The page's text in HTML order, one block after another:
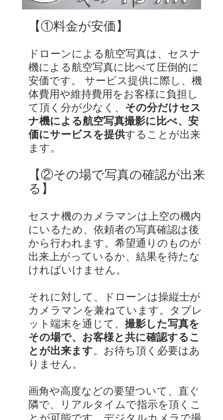
【①料金が安価】
ドローンによる航空写真は、セスナ
機による航空写真に比べて圧倒的に
安価です。 サービス提供に際し、機
体費用や維持費用をお客様に負担し
て頂く分が少なく、 その分だけセス
ナ機による航空写真撮影に比べ、安
価にサービスを提供することが出来
ます。
【②その場で写真の確認が出来
る】
セスナ機のカメラマンは上空の機内
にいるため、依頼者の写真確認は後
から行われます。希望通りのものが
出来上がっているか、結果を待たな
ければいけません。
それに対して、ドローンは操縦士が
カメラマンを兼ねています。タブレ
ット端末を通じて、 撮影した写真を
その場で、お客様と共に確認するこ
とが出来ます。お待ち頂く必要はあ
りません。
画角や高度などの要望ついて、直ぐ
隣で、リアルタイムで指示を頂くこ